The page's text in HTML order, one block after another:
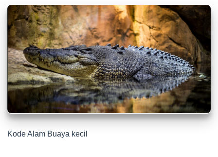
Kode Alam Buaya kecil